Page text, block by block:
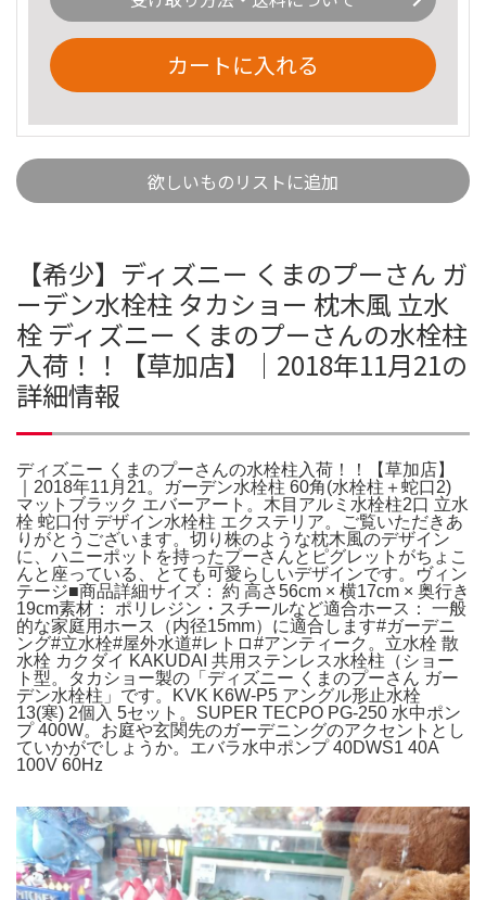
カートに入れる
欲しいものリストに追加
【希少】ディズニー くまのプーさん ガ
ーデン水栓柱 タカショー 枕木風 立水
栓 ディズニー くまのプーさんの水栓柱
入荷！！【草加店】｜2018年11月21の
詳細情報
ディズニー くまのプーさんの水栓柱入荷！！【草加店】
｜2018年11月21。ガーデン水栓柱 60角(水栓柱＋蛇口2)
マットブラック エバーアート。木目アルミ水栓柱2口 立水
栓 蛇口付 デザイン水栓柱 エクステリア。ご覧いただきあ
りがとうございます。切り株のような枕木風のデザイン
に、ハニーポットを持ったプーさんとピグレットがちょこ
んと座っている、とても可愛らしいデザインです。ヴィン
テージ■商品詳細サイズ： 約 高さ56cm × 横17cm × 奥行き
19cm素材： ポリレジン・スチールなど適合ホース： 一般
的な家庭用ホース（内径15mm）に適合します#ガーデニ
ング#立水栓#屋外水道#レトロ#アンティーク。立水栓 散
水栓 カクダイ KAKUDAI 共用ステンレス水栓柱（ショー
ト型。タカショー製の「ディズニー くまのプーさん ガー
デン水栓柱」です。KVK K6W-P5 アングル形止水栓
13(寒) 2個入 5セット。SUPER TECPO PG-250 水中ポン
プ 400W。お庭や玄関先のガーデニングのアクセントとし
ていかがでしょうか。エバラ水中ポンプ 40DWS1 40A
100V 60Hz